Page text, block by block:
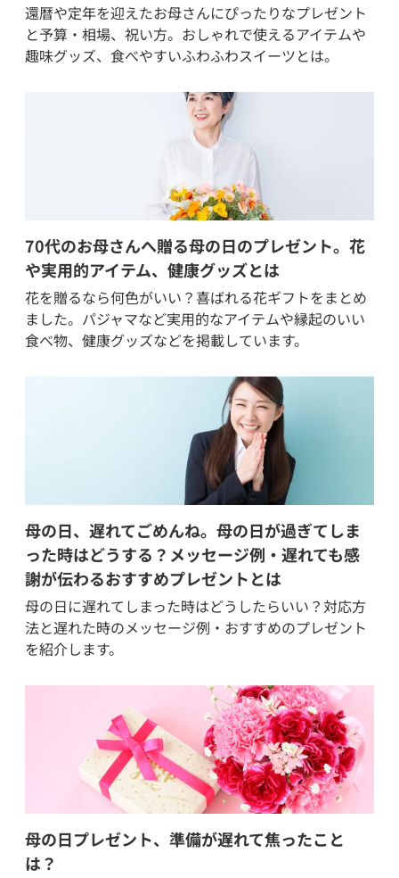
還暦や定年を迎えたお母さんにぴったりなプレゼント
と予算・相場、祝い方。おしゃれで使えるアイテムや
趣味グッズ、食べやすいふわふわスイーツとは。
70代のお母さんへ贈る母の日のプレゼント。花
や実用的アイテム、健康グッズとは
花を贈るなら何色がいい？喜ばれる花ギフトをまとめ
ました。パジャマなど実用的なアイテムや縁起のいい
食べ物、健康グッズなどを掲載しています。
母の日、遅れてごめんね。母の日が過ぎてしま
った時はどうする？メッセージ例・遅れても感
謝が伝わるおすすめプレゼントとは
母の日に遅れてしまった時はどうしたらいい？対応方
法と遅れた時のメッセージ例・おすすめのプレゼント
を紹介します。
母の日プレゼント、準備が遅れて焦ったこと
は？